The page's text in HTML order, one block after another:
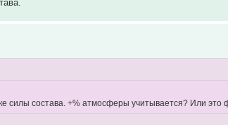
силы состава. +% атмосферы учитывается? Или это